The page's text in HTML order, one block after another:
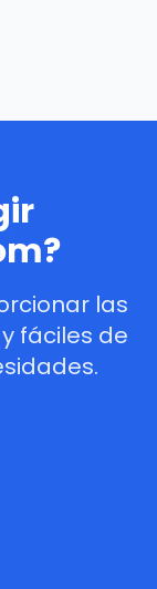
las
fáciles de